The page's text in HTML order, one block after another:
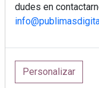
Estilos de vida que
Explora las últimas
dudes en
Personalizar